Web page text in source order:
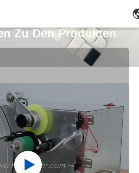
Zu Den Produkten